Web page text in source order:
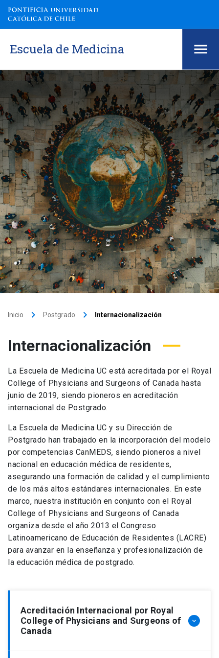
Escuela de Medicina
Inicio keyboard_arrow_right Postgrado keyboard_arrow_right Internacionalización
Internacionalización
La Escuela de Medicina UC está acreditada por el Royal
College of Physicians and Surgeons of Canada hasta
junio de 2019, siendo pioneros en acreditación
internacional de Postgrado.
La Escuela de Medicina UC y su Dirección de
Postgrado han trabajado en la incorporación del modelo
por competencias CanMEDS, siendo pioneros a nivel
nacional en educación médica de residentes,
asegurando una formación de calidad y el cumplimiento
de los más altos estándares internacionales. En este
marco, nuestra institución en conjunto con el Royal
College of Physicians and Surgeons of Canada
organiza desde el año 2013 el Congreso
Latinoamericano de Educación de Residentes (LACRE)
para avanzar en la enseñanza y profesionalización de
la educación médica de postgrado.
Acreditación Internacional por Royal
College of Physicians and Surgeons of
Canada
keyboard_arrow_down